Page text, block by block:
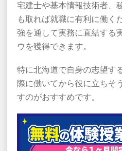
宅建士や基本情報技術者、
も取れば就職に有利に働く
強を通して実務に直結する
ウを獲得できます。
特に北海道で自身の志望す
際に働いてから役に立ちそ
すのがおすすめです。